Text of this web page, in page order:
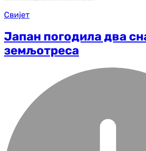
Свијет
Јапан погодила два
земљотреса